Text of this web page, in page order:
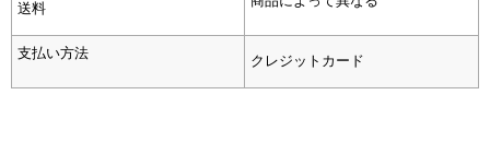
送料
支払い方法 クレジットカード